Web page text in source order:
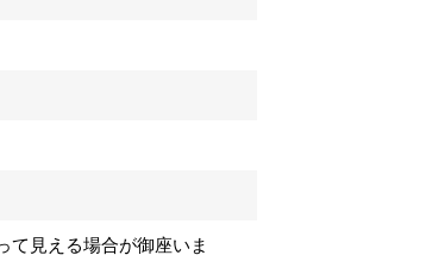
て見える場合が御座いま